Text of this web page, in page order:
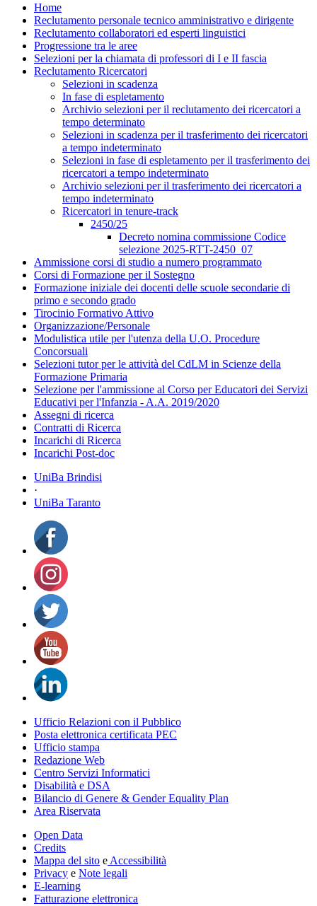
Home
Reclutamento personale tecnico amministrativo e dirigente
Reclutamento collaboratori ed esperti linguistici
Progressione tra le aree
Selezioni per la chiamata di professori di I e II fascia
Reclutamento Ricercatori
Selezioni in scadenza
In fase di espletamento
Archivio selezioni per il reclutamento dei ricercatori a
tempo determinato
Selezioni in scadenza per il trasferimento dei ricercatori
a tempo indeterminato
Selezioni in fase di espletamento per il trasferimento dei
ricercatori a tempo indeterminato
Archivio selezioni per il trasferimento dei ricercatori a
tempo indeterminato
Ricercatori in tenure-track
2450/25
Decreto nomina commissione Codice
selezione 2025-RTT-2450_07
Ammissione corsi di studio a numero programmato
Corsi di Formazione per il Sostegno
Formazione iniziale dei docenti delle scuole secondarie di
primo e secondo grado
Tirocinio Formativo Attivo
Organizzazione/Personale
Modulistica utile per l'utenza della U.O. Procedure
Concorsuali
Selezioni tutor per le attività del CdLM in Scienze della
Formazione Primaria
Selezione per l'ammissione al Corso per Educatori dei Servizi
Educativi per l'Infanzia - A.A. 2019/2020
Assegni di ricerca
Contratti di Ricerca
Incarichi di Ricerca
Incarichi Post-doc
UniBa Brindisi
·
UniBa Taranto
Ufficio Relazioni con il Pubblico
Posta elettronica certificata PEC
Ufficio stampa
Redazione Web
Centro Servizi Informatici
Disabilità e DSA
Bilancio di Genere & Gender Equality Plan
Area Riservata
Open Data
Credits
Mappa del sito e Accessibilità
Privacy e Note legali
E-learning
Fatturazione elettronica